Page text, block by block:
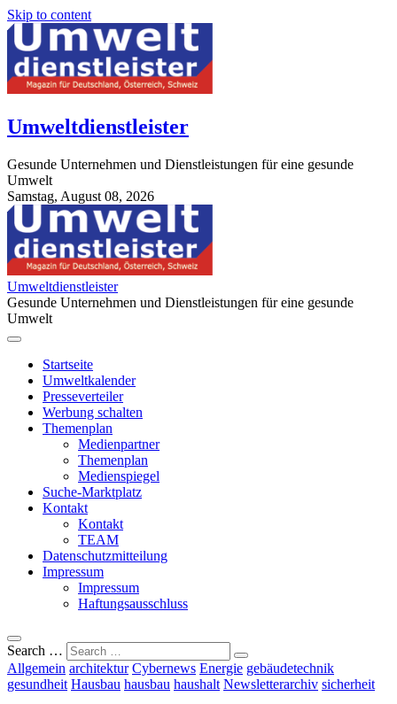
Skip to content
Umweltdienstleister
Gesunde Unternehmen und Dienstleistungen für eine gesunde
Umwelt
Samstag, August 08, 2026
StuttgartApotheke.com
Umweltdienstleister
Gesunde Unternehmen und Dienstleistungen für eine gesunde
Umwelt
Startseite
Umweltkalender
Presseverteiler
Werbung schalten
Themenplan
Medienpartner
Themenplan
Medienspiegel
Suche-Marktplatz
Kontakt
Kontakt
TEAM
Datenschutzmitteilung
Impressum
Impressum
Haftungsausschluss
Search …
Allgemein architektur Cybernews Energie gebäudetechnik
gesundheit Hausbau hausbau haushalt Newsletterarchiv sicherheit